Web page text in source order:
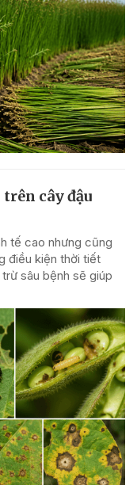
cây đậu
tế cao nhưng cũng
điều kiện thời tiết
sâu bệnh sẽ giúp